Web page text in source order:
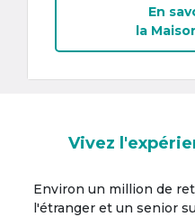
En
la
Vivez
Environ un million de
l'étrangeret un senior